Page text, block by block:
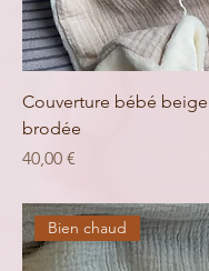
Couverture bébé
brodée
Prix
40,00 €
Bien chaud